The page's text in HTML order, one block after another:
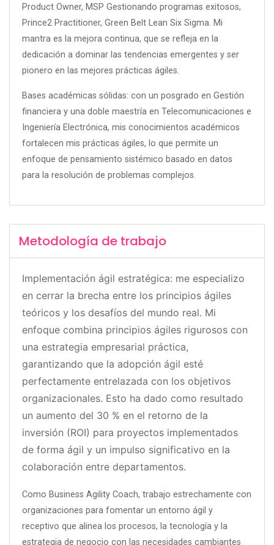
Product Owner, MSP Gestionando programas exitosos,
Prince2 Practitioner, Green Belt Lean Six Sigma. Mi
mantra es la mejora continua, que se refleja en la
dedicación a dominar las tendencias emergentes y ser
pionero en las mejores prácticas ágiles.
Bases académicas sólidas: con un posgrado en Gestión
financiera y una doble maestría en Telecomunicaciones e
Ingeniería Electrónica, mis conocimientos académicos
fortalecen mis prácticas ágiles, lo que permite un
enfoque de pensamiento sistémico basado en datos
para la resolución de problemas complejos.
Metodología de trabajo
Implementación ágil estratégica: me especializo
en cerrar la brecha entre los principios ágiles
teóricos y los desafíos del mundo real. Mi
enfoque combina principios ágiles rigurosos con
una estrategia empresarial práctica,
garantizando que la adopción ágil esté
perfectamente entrelazada con los objetivos
organizacionales. Esto ha dado como resultado
un aumento del 30 % en el retorno de la
inversión (ROI) para proyectos implementados
de forma ágil y un impulso significativo en la
colaboración entre departamentos.
Como Business Agility Coach, trabajo estrechamente con
organizaciones para fomentar un entorno ágil y
receptivo que alinea los procesos, la tecnología y la
estrategia de negocio con las necesidades cambiantes